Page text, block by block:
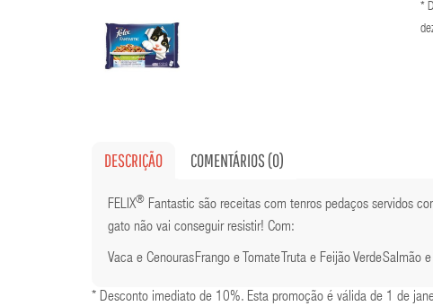
*
DESCRIÇÃO COMENTÁRIOS (0)
FELIX® Fantastic são receitas com tenros pedaços servidos
gato não vai conseguir resistir! Com:
Vaca e CenourasFrango e Tomate Truta e Feijão VerdeSalmão
* Desconto imediato de 10%. Esta promoção é válida de 1 de